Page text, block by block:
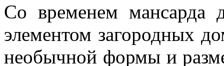
Со временем мансарда
элементом загородных
необычной формы и